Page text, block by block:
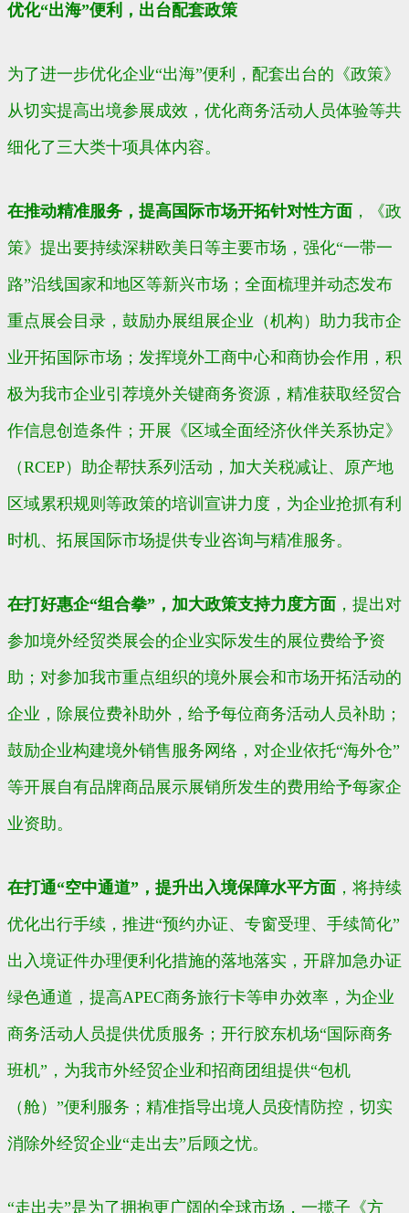
优化“出海”便利，出台配套政策
为了进一步优化企业“出海”便利，配套出台的《政策》
从切实提高出境参展成效，优化商务活动人员体验等共
细化了三大类十项具体内容。
在推动精准服务，提高国际市场开拓针对性方面 ，《政
策》提出要持续深耕欧美日等主要市场，强化“一带一
路”沿线国家和地区等新兴市场；全面梳理并动态发布
重点展会目录，鼓励办展组展企业（机构）助力我市企
业开拓国际市场；发挥境外工商中心和商协会作用，积
极为我市企业引荐境外关键商务资源，精准获取经贸合
作信息创造条件；开展《区域全面经济伙伴关系协定》
（RCEP）助企帮扶系列活动，加大关税减让、原产地
区域累积规则等政策的培训宣讲力度，为企业抢抓有利
时机、拓展国际市场提供专业咨询与精准服务。
在打好惠企“组合拳”，加大政策支持力度方面 ，提出对
参加境外经贸类展会的企业实际发生的展位费给予资
助；对参加我市重点组织的境外展会和市场开拓活动的
企业，除展位费补助外，给予每位商务活动人员补助；
鼓励企业构建境外销售服务网络，对企业依托“海外仓”
等开展自有品牌商品展示展销所发生的费用给予每家企
业资助。
在打通“空中通道”，提升出入境保障水平方面 ，将持续
优化出行手续，推进“预约办证、专窗受理、手续简化”
出入境证件办理便利化措施的落地落实，开辟加急办证
绿色通道，提高APEC商务旅行卡等申办效率，为企业
商务活动人员提供优质服务；开行胶东机场“国际商务
班机”，为我市外经贸企业和招商团组提供“包机
（舱）”便利服务；精准指导出境人员疫情防控，切实
消除外经贸企业“走出去”后顾之忧。
“走出去”是为了拥抱更广阔的全球市场，一揽子《方